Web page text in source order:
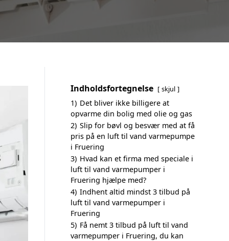
Indholdsfortegnelse skjul
1) Det bliver ikke billigere at
opvarme din bolig med olie og gas
2) Slip for bøvl og besvær med at få
pris på en luft til vand varmepumpe
i Fruering
3) Hvad kan et firma med speciale i
luft til vand varmepumper i
Fruering hjælpe med?
4) Indhent altid mindst 3 tilbud på
luft til vand varmepumper i
Fruering
5) Få nemt 3 tilbud på luft til vand
varmepumper i Fruering, du kan